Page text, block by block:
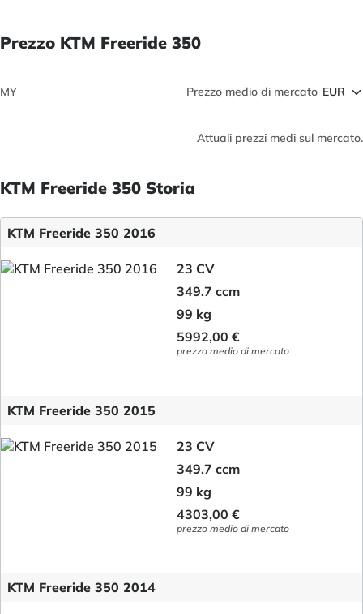
Prezzo KTM Freeride 350
MY Prezzo medio di mercato
Attuali prezzi medi sul mercato.
KTM Freeride 350 Storia
KTM Freeride 350 2016
23 CV
349.7 ccm
99 kg
5992,00 €
prezzo medio di mercato
KTM Freeride 350 2015
23 CV
349.7 ccm
99 kg
4303,00 €
prezzo medio di mercato
KTM Freeride 350 2014